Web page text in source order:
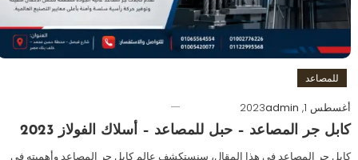
للمصاعد
أغسطس 1, 2023
admin
كابل جر المصاعد – حبل للمصاعد – أسلاك الفولاز 2023
كابل جر المصاعد في هذا المقال، سنستكشف عالم كابل جر المصاعد وأهميته في